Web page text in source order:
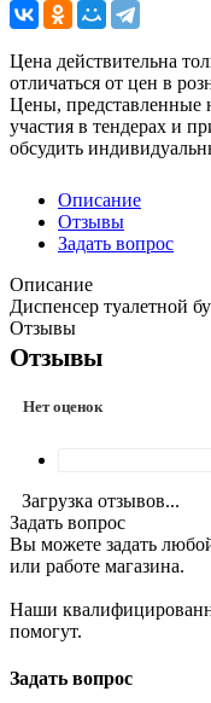
Цена действительна
отличаться от цен в
Цены, представленные
участия в тендерах и
обсудить
Описание
Отзывы
Задать вопрос
Описание
Диспенсер туалетной
Отзывы
Отзывы
Нет оценок
Загрузка отзывов...
Задать вопрос
Вы можете задать
или работе магазина.
Наши
помогут.
Задать вопрос